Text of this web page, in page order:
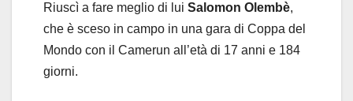
Riuscì a fare meglio di lui Salomon Olembè,
che è sceso in campo in una gara di Coppa del
Mondo con il Camerun all’età di 17 anni e 184
giorni.